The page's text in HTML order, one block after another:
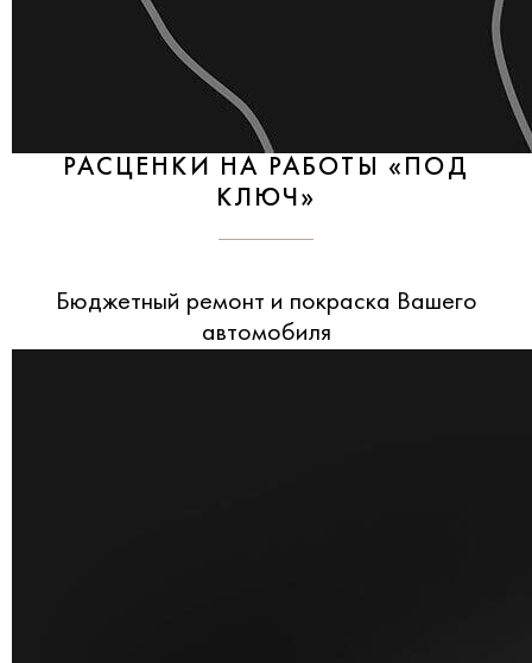
РАСЦЕНКИ НА РАБОТЫ «ПОД
КЛЮЧ»
Бюджетный ремонт и покраска Вашего
автомобиля